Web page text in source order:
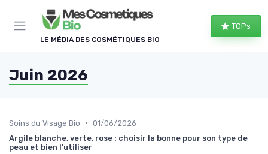
LE MÉDIA DES COSMÉTIQUES BIO
TOPs
Juin 2026
Soins du Visage Bio • 01/06/2026
Argile blanche, verte, rose : choisir la bonne pour son type de
peau et bien l'utiliser
Panneau de gestion des cookies